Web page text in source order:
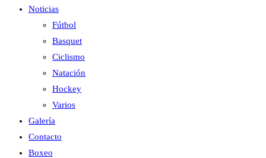
Noticias
Fútbol
Basquet
Ciclismo
Natación
Hockey
Varios
Galería
Contacto
Boxeo